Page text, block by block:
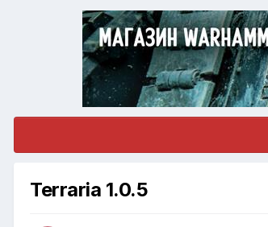
Terraria 1.0.5